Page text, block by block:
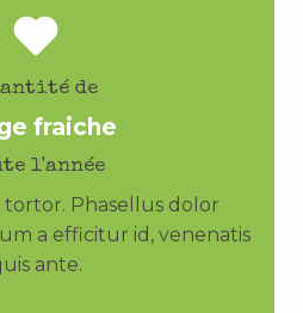
de
fraiche
l'année
Phasellus dolor
a efficitur id, venenatis
ante.